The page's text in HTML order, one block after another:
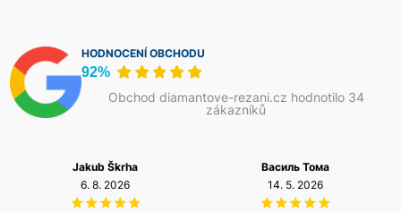
HODNOCENÍ OBCHODU
92%
Obchod diamantove-rezani.cz hodnotilo 34
zákazníků
Jakub Škrha
6. 8. 2026
Василь Тома
14. 5. 2026